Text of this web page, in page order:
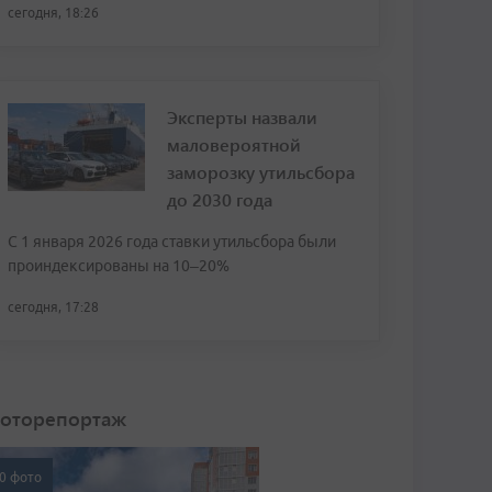
сегодня, 18:26
Эксперты назвали
маловероятной
заморозку утильсбора
до 2030 года
С 1 января 2026 года ставки утильсбора были
проиндексированы на 10–20%
сегодня, 17:28
фото